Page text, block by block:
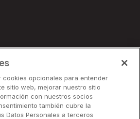
cookies opcionales para entender
sitio web, mejorar nuestro sitio
con nuestros socios
también cubre la
Datos Personales a terceros